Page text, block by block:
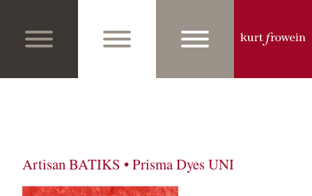
Artisan BATIKS • Prisma Dyes UNI